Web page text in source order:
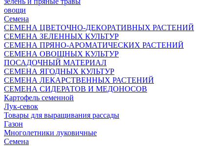
овощи
Семена
СЕМЕНА ЦВЕТОЧНО-ДЕКОРАТИВНЫХ РАСТЕНИЙ
СЕМЕНА ЗЕЛЕННЫХ КУЛЬТУР
СЕМЕНА ПРЯНО-АРОМАТИЧЕСКИХ РАСТЕНИЙ
СЕМЕНА ОВОЩНЫХ КУЛЬТУР
ПОСАДОЧНЫЙ МАТЕРИАЛ
СЕМЕНА ЯГОДНЫХ КУЛЬТУР
СЕМЕНА ЛЕКАРСТВЕННЫХ РАСТЕНИЙ
СЕМЕНА СИДЕРАТОВ И МЕДОНОСОВ
Картофель семенной
Лук-севок
Товары для выращивания рассады
Газон
Многолетники луковичные
Семена